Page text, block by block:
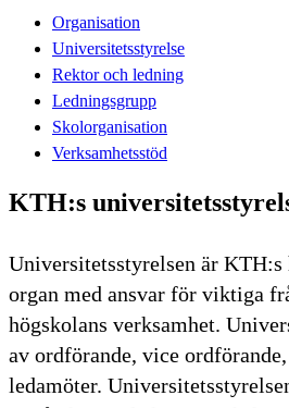
Organisation
Universitetsstyrelse
Rektor och ledning
Ledningsgrupp
Skolorganisation
Verksamhetsstöd
KTH:s
Universitetsstyrelsen är KTH:s
organ med ansvar för viktiga
högskolans verksamhet.
av ordförande, vice
ledamöter.